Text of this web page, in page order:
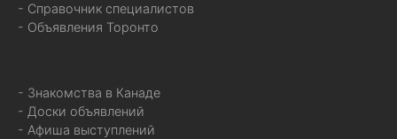
- Справочник специалистов
- Объявления Торонто
- Знакомства в Канаде
- Доски объявлений
- Афиша выступлений